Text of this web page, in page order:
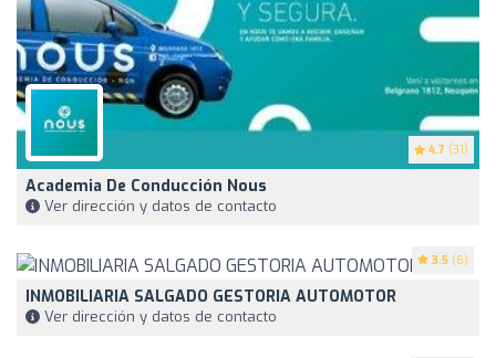
4.7 (31)
Academia De Conducción Nous
Ver dirección y datos de contacto
3.5 (6)
INMOBILIARIA SALGADO GESTORIA AUTOMOTOR
Ver dirección y datos de contacto